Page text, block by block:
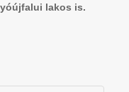
lakos is.